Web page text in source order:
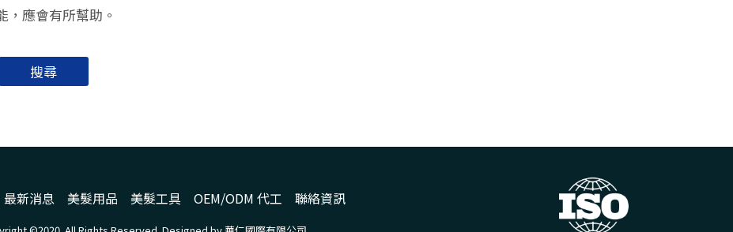
應會有所幫助。
最新消息 美髮用品 美髮工具 OEM/ODM 代工 聯絡資訊